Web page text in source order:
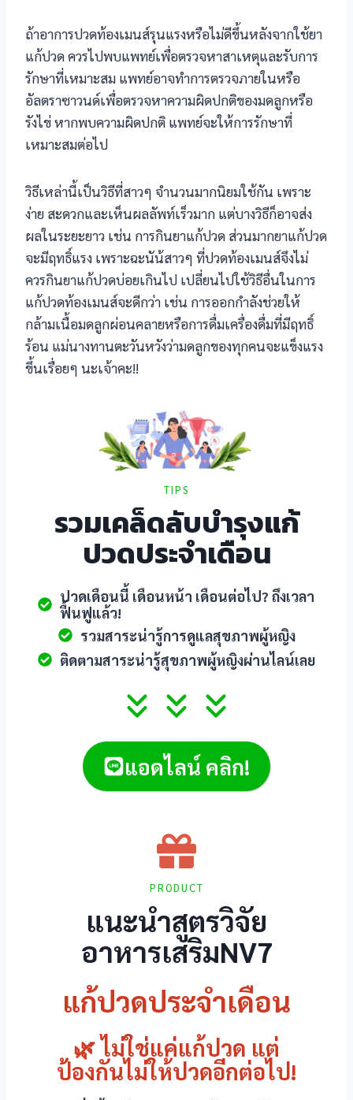
Giriş
güncel giriş
giriş
güncel giriş
ถ้าอาการปวดท้องเมนส์รุนแรงหรือไม่ดีขึ้นหลังจากใช้ยา
แก้ปวด ควรไปพบแพทย์เพื่อตรวจหาสาเหตุและรับการ
รักษาที่เหมาะสม แพทย์อาจทำการตรวจภายในหรือ
อัลตราซาวนด์เพื่อตรวจหาความผิดปกติของมดลูกหรือ
รังไข่ หากพบความผิดปกติ แพทย์จะให้การรักษาที่
เหมาะสมต่อไป
วิธีเหล่านี้เป็นวิธีที่สาวๆ จำนวนมากนิยมใช้กัน เพราะ
ง่าย สะดวกและเห็นผลลัพท์เร็วมาก แต่บางวิธีก็อาจส่ง
ผลในระยะยาว เช่น การกินยาแก้ปวด ส่วนมากยาแก้ปวด
จะมีฤทธิ์แรง เพราะฉะนัน้สาวๆ ที่ปวดท้องเมนส์จึงไม่
ควรกินยาแก้ปวดบ่อยเกินไป เปลี่ยนไปใช้วิธีอื่นในการ
แก้ปวดท้องเมนส์จะดีกว่า เช่น การออกกำลังช่วยให้
กล้ามเนื้อมดลูกผ่อนคลายหรือการดื่มเครื่องดื่มที่มีฤทธิ์
ร้อน แม่นางทานตะวันหวังว่ามดลูกของทุกคนจะแข็งแรง
ขึ้นเรื่อยๆ นะเจ้าคะ!!
TIPS
รวมเคล็ดลับบำรุงแก้
ปวดประจำเดือน
ปวดเดือนนี้ เดือนหน้า เดือนต่อไป? ถึงเวลา
ฟื้นฟูแล้ว!
รวมสาระน่ารู้การดูแลสุขภาพผู้หญิง
ติดตามสาระน่ารู้สุขภาพผู้หญิงผ่านไลน์เลย
แอดไลน์ คลิก!
PRODUCT
แนะนำสูตรวิจัย
อาหารเสริมNV7
แก้ปวดประจำเดือน
🌿 ไม่ใช่แค่แก้ปวด แต่
ป้องกันไม่ให้ปวดอีกต่อไป!